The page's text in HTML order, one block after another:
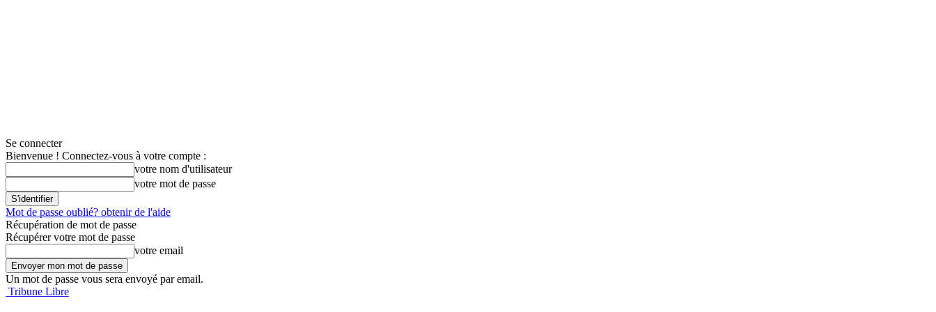
Se connecter
Bienvenue ! Connectez-vous à votre compte :
votre nom d'utilisateur
votre mot de passe
Mot de passe oublié? obtenir de l'aide
Récupération de mot de passe
Récupérer votre mot de passe
votre email
Un mot de passe vous sera envoyé par email.
Tribune Libre